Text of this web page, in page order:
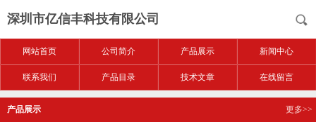
深圳市亿信丰科技有限公司
网站首页 公司简介 产品展示 新闻中心
联系我们 产品目录 技术文章 在线留言
产品展示 更多>>